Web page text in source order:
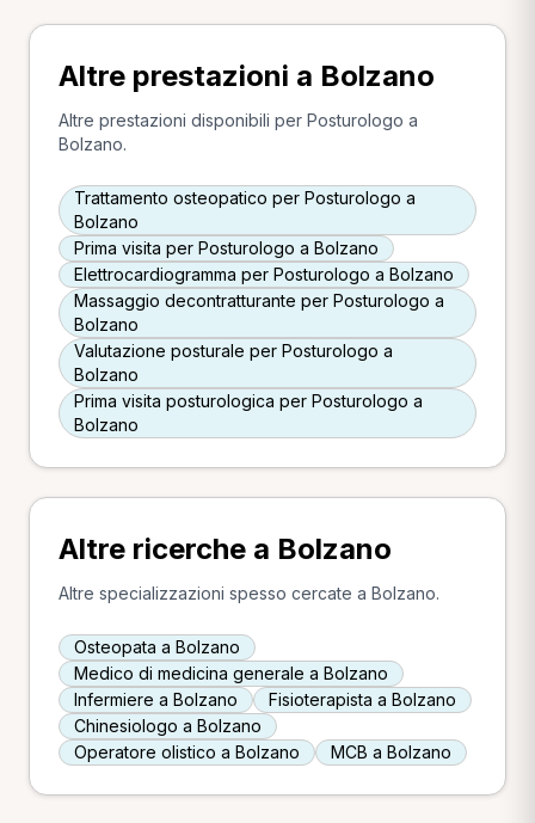
Altre prestazioni a Bolzano
Altre prestazioni disponibili per Posturologo a
Bolzano.
Trattamento osteopatico per Posturologo a
Bolzano
Prima visita per Posturologo a Bolzano
Elettrocardiogramma per Posturologo a Bolzano
Massaggio decontratturante per Posturologo a
Bolzano
Valutazione posturale per Posturologo a
Bolzano
Prima visita posturologica per Posturologo a
Bolzano
Altre ricerche a Bolzano
Altre specializzazioni spesso cercate a Bolzano.
Osteopata a Bolzano
Medico di medicina generale a Bolzano
Infermiere a Bolzano
Fisioterapista a Bolzano
Chinesiologo a Bolzano
Operatore olistico a Bolzano
MCB a Bolzano